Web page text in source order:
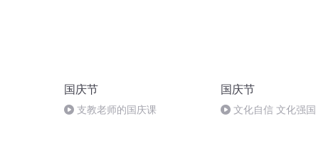
国庆节
支教老师的国庆课
国庆节
文化自信 文化强国